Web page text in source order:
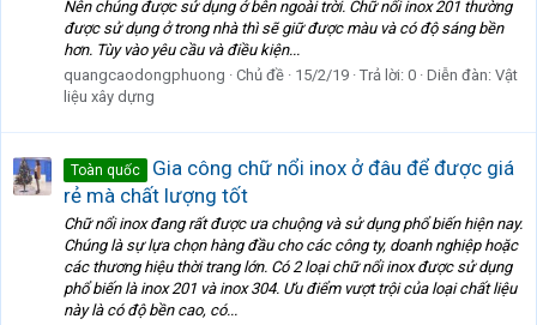
Nên chúng được sử dụng ở bên ngoài trời. Chữ nổi inox 201 thường
được sử dụng ở trong nhà thì sẽ giữ được màu và có độ sáng bền
hơn. Tùy vào yêu cầu và điều kiện...
quangcaodongphuong
Chủ đề 15/2/19 Trả lời: 0 Diễn đàn: Vật
liệu xây dựng
Toàn quốc
Gia công chữ nổi inox ở đâu để được giá
rẻ mà chất lượng tốt
Chữ nổi inox đang rất được ưa chuộng và sử dụng phổ biến hiện nay.
Chúng là sự lựa chọn hàng đầu cho các công ty, doanh nghiệp hoặc
các thương hiệu thời trang lớn. Có 2 loại chữ nổi inox được sử dụng
phổ biến là inox 201 và inox 304. Ưu điểm vượt trội của loại chất liệu
này là có độ bền cao, có...